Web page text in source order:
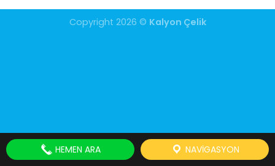
Copyright 2026 © Kalyon Çelik
HEMEN ARA NAVIGASYON